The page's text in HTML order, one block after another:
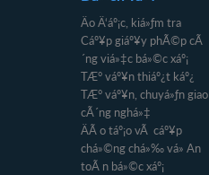
Äo Ä‘áº¡c, kiá»ƒm tra
Cáº¥p giáº¥y phÃ©p cÃ
´ng viá»‡c bá»©c xáº¡
TÆ° váº¥n thiáº¿t káº¿
TÆ° váº¥n, chuyá»ƒn giao
cÃ´ng nghá»‡
ÄÃ o táº¡o vÃ cáº¥p
chá»©ng chá»‰ vá» An
toÃ n bá»©c xáº¡